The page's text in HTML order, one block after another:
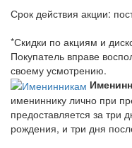
Срок действия акции:
*Скидки по акциям и
Покупатель вправе
своему усмотрению.
имениннику лично при
предоставляется за три
рождения, и три дня